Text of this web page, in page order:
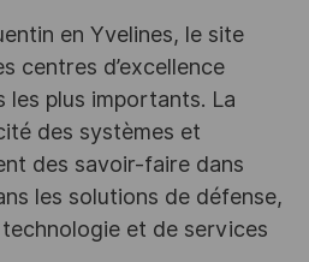
en Yvelines, le site
centres d’excellence
les plus importants. La
des systèmes et
des savoir-faire dans
les solutions de défense,
et de services